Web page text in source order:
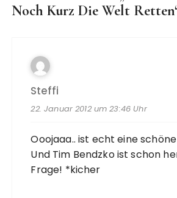
Noch Kurz Die Welt Retten
Steffi
22. Januar 2012 um 23:46 Uhr
Ooojaaa.. ist echt eine
Und Tim Bendzko ist schon
Frage! *kicher